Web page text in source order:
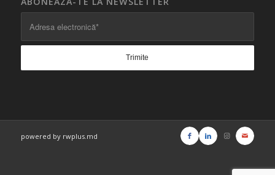
powered by rwplus.md